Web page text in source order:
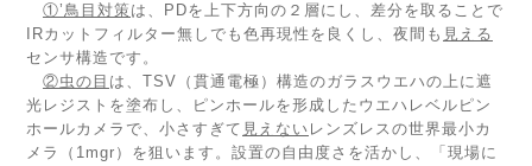
①’鳥目対策は、PDを上下方向の２層にし、差分を取ることで
IRカットフィルター無しでも色再現性を良くし、夜間も 見える
センサ構造です。
②虫の目 は、TSV（貫通電極）構造のガラスウエハの上に遮
光レジストを塗布し、ピンホールを形成したウエハレベルピン
ホールカメラで、小さすぎて 見えない レンズレスの世界最小カ
メラ（1mgr）を狙います。設置の自由度さを活かし、「現場に